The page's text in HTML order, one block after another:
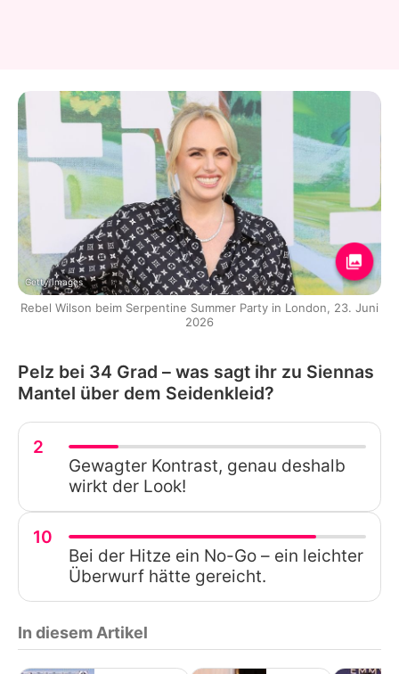
Getty Images
Rebel Wilson beim Serpentine Summer Party in London, 23. Juni
2026
Pelz bei 34 Grad – was sagt ihr zu Siennas
Mantel über dem Seidenkleid?
2
Gewagter Kontrast, genau deshalb
wirkt der Look!
10
Bei der Hitze ein No-Go – ein leichter
Überwurf hätte gereicht.
In diesem Artikel